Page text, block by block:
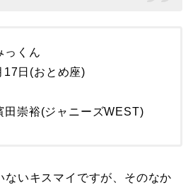
っくん
日(おとめ座)
田崇裕(ジャニーズWEST)
ないキスマイですが、そのなか